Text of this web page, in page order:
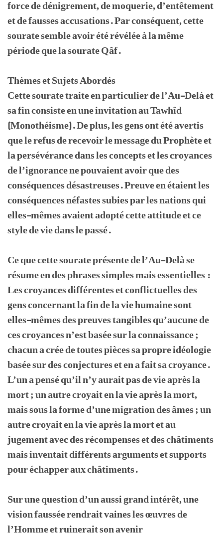
force de dénigrement, de moquerie, d’entêtement
et de fausses accusations. Par conséquent, cette
sourate semble avoir été révélée à la même
période que la sourate Qâf.
Thèmes et Sujets Abordés
Cette sourate traite en particulier de l’Au-Delà et
sa fin consiste en une invitation au Tawhîd
(Monothéisme). De plus, les gens ont été avertis
que le refus de recevoir le message du Prophète et
la persévérance dans les concepts et les croyances
de l’ignorance ne pouvaient avoir que des
conséquences désastreuses. Preuve en étaient les
conséquences néfastes subies par les nations qui
elles-mêmes avaient adopté cette attitude et ce
style de vie dans le passé.
Ce que cette sourate présente de l’Au-Delà se
résume en des phrases simples mais essentielles :
Les croyances différentes et conflictuelles des
gens concernant la fin de la vie humaine sont
elles-mêmes des preuves tangibles qu’aucune de
ces croyances n’est basée sur la connaissance ;
chacun a crée de toutes pièces sa propre idéologie
basée sur des conjectures et en a fait sa croyance.
L’un a pensé qu’il n’y aurait pas de vie après la
mort ; un autre croyait en la vie après la mort,
mais sous la forme d’une migration des âmes ; un
autre croyait en la vie après la mort et au
jugement avec des récompenses et des châtiments
mais inventait différents arguments et supports
pour échapper aux châtiments.
Sur une question d’un aussi grand intérêt, une
vision faussée rendrait vaines les œuvres de
l’Homme et ruinerait son avenir